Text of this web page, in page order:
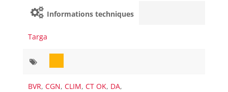
Informations techniques
Targa
BVR,CGN,CLIM,CT OK, DA,